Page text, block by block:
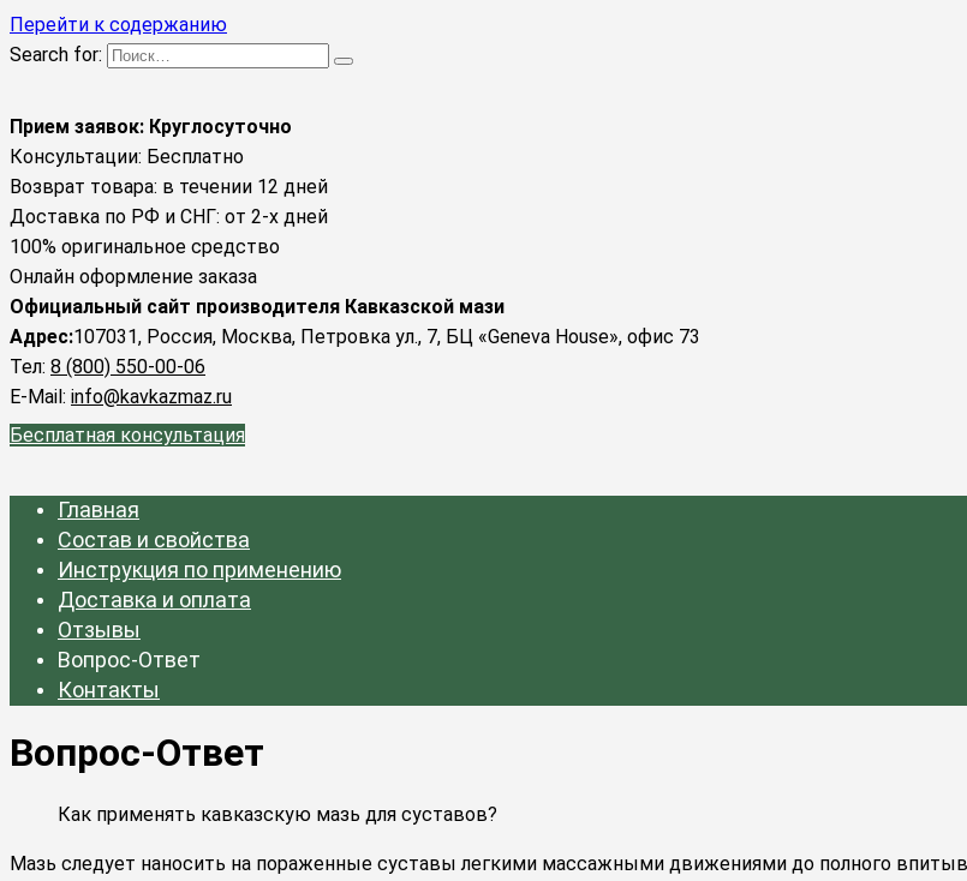
Перейти к содержанию
Search for:
Прием заявок: Круглосуточно
Консультации: Бесплатно
Возврат товара: в течении 12 дней
Доставка по РФ и СНГ: от 2-х дней
100% оригинальное средство
Онлайн оформление заказа
Официальный сайт производителя Кавказской мази
Адрес:107031, Россия, Москва, Петровка ул., 7, БЦ «Geneva House», офис 73
Тел: 8 (800) 550-00-06
E-Mail: info@kavkazmaz.ru
Бесплатная консультация
Главная
Состав и свойства
Инструкция по применению
Доставка и оплата
Отзывы
Вопрос-Ответ
Контакты
Вопрос-Ответ
Как применять кавказскую мазь для суставов?
Мазь следует наносить на пораженные суставы легкими массажными движениями до полного